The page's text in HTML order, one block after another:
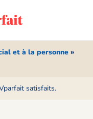
et à la personne »
satisfaits.